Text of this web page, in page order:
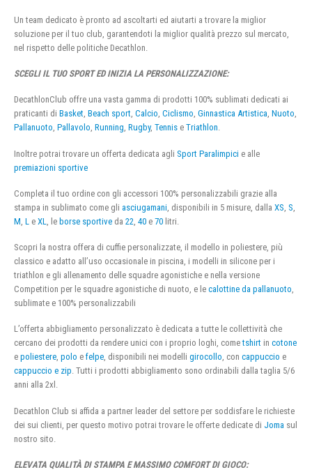
Un team dedicato è pronto ad ascoltarti ed aiutarti a trovare la miglior
soluzione per il tuo club, garantendoti la miglior qualità prezzo sul mercato,
nel rispetto delle politiche Decathlon.
SCEGLI IL TUO SPORT ED INIZIA LA PERSONALIZZAZIONE:
DecathlonClub offre una vasta gamma di prodotti 100% sublimati dedicati ai
praticanti di Basket, Beach sport, Calcio, Ciclismo, Ginnastica Artistica, Nuoto,
Pallanuoto, Pallavolo, Running, Rugby, Tennis e Triathlon.
Inoltre potrai trovare un offerta dedicata agli Sport Paralimpici e alle
premiazioni sportive
Completa il tuo ordine con gli accessori 100% personalizzabili grazie alla
stampa in sublimato come gli asciugamani , disponibili in 5 misure, dalla XS S
M L e XL , le borse sportive da 22 40 e 70 litri.
Scopri la nostra offera di cuffie personalizzate, il modello in poliestere, più
classico e adatto all’uso occasionale in piscina, i modelli in silicone per i
triathlon e gli allenamento delle squadre agonistiche e nella versione
Competition per le squadre agonistiche di nuoto, e le calottine da pallanuoto,
sublimate e 100% personalizzabili
L’offerta abbigliamento personalizzato è dedicata a tutte le collettività che
cercano dei prodotti da rendere unici con i proprio loghi, cometshirt in cotone
e poliestere, polo e felpe, disponibili nei modelli girocollo, con cappuccio e
cappuccio e zip. Tutti i prodotti abbigliamento sono ordinabili dalla taglia 5/6
anni alla 2xl.
Decathlon Club si affida a partner leader del settore per soddisfare le richieste
dei sui clienti, per questo motivo potrai trovare le offerte dedicate di Joma sul
nostro sito.
ELEVATA QUALITÀ DI STAMPA E MASSIMO COMFORT DI GIOCO: